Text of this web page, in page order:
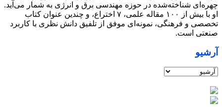
چهره‌ای شناخته‌شده در حوزه مهندسی برق و انرژی به شمار می‌آید.
او با بیش از ۱۰۰ مقاله علمی، ۷ اختراع، و چندین عنوان کتاب
تخصصی و فرهنگی، نمونه‌ای موفق از تلفیق دانش نظری با کاربرد
صنعتی است.
آرشیو